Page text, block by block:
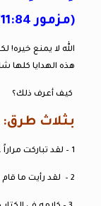
(مزمور 11:84)
الله لا يمنع خيره!
هذه الهدايا كلها
كيف أعرف ذلك؟
بثلاث طرق:
1 – لقد تباركت مراراً .
2 – لقد رأيت ما قام به الله ليبارك شعبه عبر القرون .